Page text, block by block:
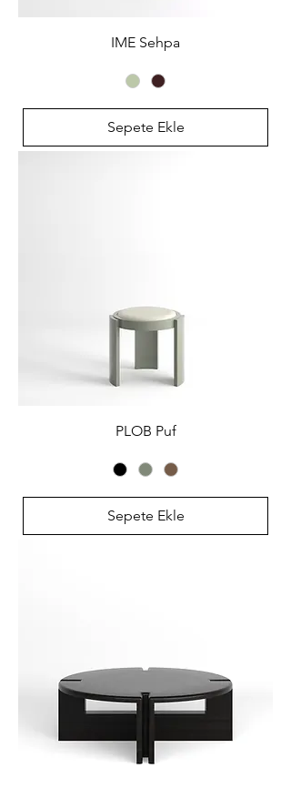
IME Sehpa
Sepete Ekle
PLOB Puf
Sepete Ekle